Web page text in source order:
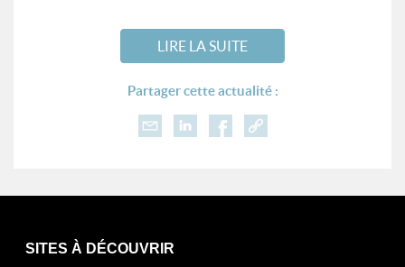
LIRE LA SUITE
Partager cette actualité :
SITES À DÉCOUVRIR